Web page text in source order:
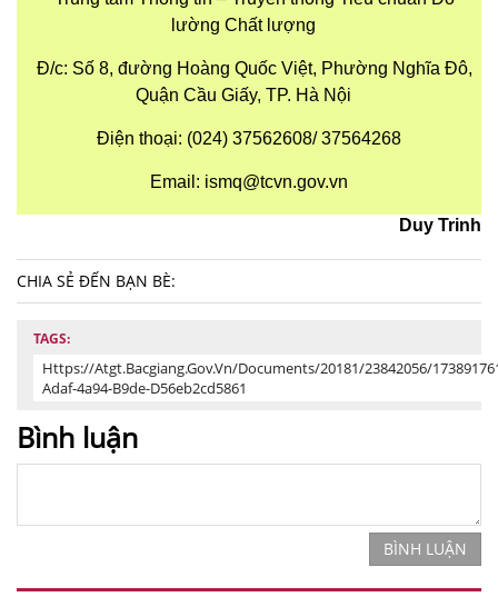
lường Chất lượng
Đ/c: Số 8, đường Hoàng Quốc Việt, Phường Nghĩa Đô,
Quận Cầu Giấy, TP. Hà Nội
Điện thoại: (024) 37562608/ 37564268
Email: ismq@tcvn.gov.vn
Duy Trinh
CHIA SẺ ĐẾN BẠN BÈ:
TAGS:
Https://atgt.bacgiang.gov.vn/documents/20181/23842056/
Adaf-4a94-B9de-D56eb2cd5861
Bình luận
BÌNH LUẬN